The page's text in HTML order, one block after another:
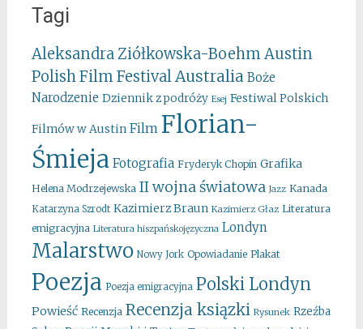
Tagi
Aleksandra Ziółkowska-Boehm Austin
Polish Film FestivalAustralia Boże
Narodzenie Dziennik z podróży Esej Festiwal Polskich
Filmów w Austin Film Florian-
Śmieja Fotografia Fryderyk Chopin Grafika
Helena Modrzejewska II wojna światowa Jazz Kanada
Katarzyna Szrodt Kazimierz Braun Kazimierz Głaz Literatura
emigracyjna Literatura hiszpańskojęzyczna Londyn
Malarstwo Nowy Jork Opowiadanie Plakat
Poezja Poezja emigracyjna Polski Londyn
Powieść Recenzja Recenzja ksiązki Rysunek Rzeźba